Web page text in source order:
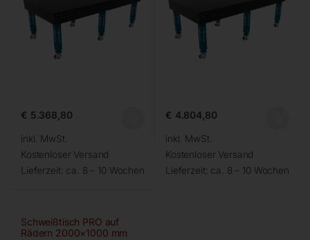
€ 5.368,80
inkl. MwSt.
Kostenloser Versand
Lieferzeit: ca. 8 – 10 Wochen
€ 4.804,80
inkl. MwSt.
Kostenloser Versand
Lieferzeit: ca. 8 – 10 Wochen
Schweißtisch PRO auf
Rädern 2000×1000 mm